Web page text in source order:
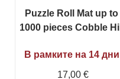
Puzzle Roll Mat up to
1000 pieces Cobble Hill
В рамките на 14 дни
17,00 €